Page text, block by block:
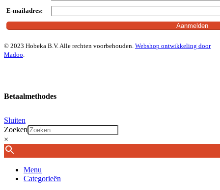
E-mailadres:
© 2023 Hobeka B.V. Alle rechten voorbehouden. Webshop ontwikkeling door
Madoo.
Betaalmethodes
Sluiten
Zoeken
×
Menu
Categorieën